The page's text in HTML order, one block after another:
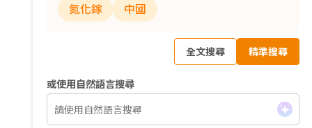
氮化鎵
中國
全文搜尋 精準搜尋
或使用自然語言搜尋